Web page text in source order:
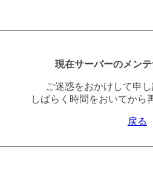
現在サーバーのメンテ
ご迷惑をおかけして申し
しばらく時間をおいてから
戻る